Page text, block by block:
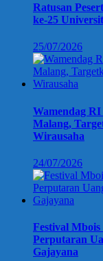
Ratusan
ke-25
25/07/2026
Wamendag
Malang,
Wirausaha
24/07/2026
Festival
Perputaran
Gajayana